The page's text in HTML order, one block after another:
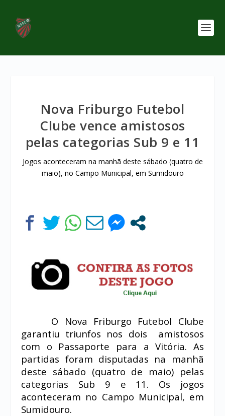
Nova Friburgo Futebol
Clube vence amistosos
pelas categorias Sub 9 e 11
Jogos aconteceram na manhã deste sábado (quatro de
maio), no Campo Municipal, em Sumidouro
O Nova Friburgo Futebol Clube
garantiu triunfos nos dois amistosos
com o Passaporte para a Vitória. As
partidas foram disputadas na manhã
deste sábado (quatro de maio) pelas
categorias Sub 9 e 11. Os jogos
aconteceram no Campo Municipal, em
Sumidouro.